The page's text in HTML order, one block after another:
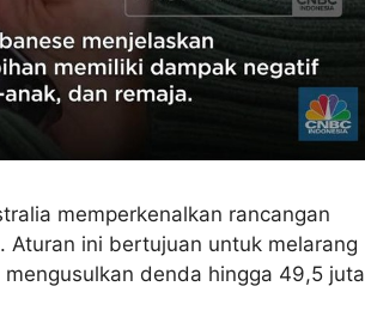
memperkenalkan rancangan
Aturan ini bertujuan untuk melarang
denda hingga 49,5 juta